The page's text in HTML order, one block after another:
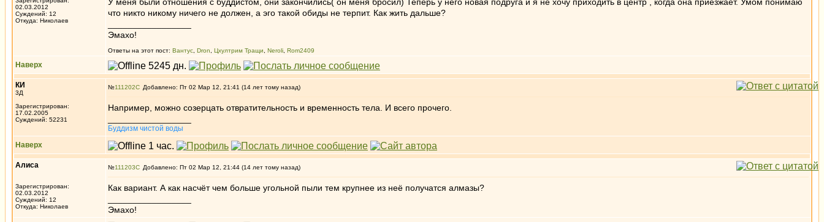
02.03.2012
Суждений: 12
Откуда: Николаев
что никто никому ничего не должен, а эго такой обиды не терпит. Как жить дальше?
Эмахо!
Ответы на этот пост: Вантус Dron Цхултрим Тращи Neroli Rom2409
Наверх
КИ
3Д
Зарегистрирован:
17.02.2005
Суждений: 52231
№111202 Добавлено: Пт 02 Мар 12, 21:41 (14 лет тому назад)
Например, можно созерцать отвратительность и временность тела. И всего прочего.
Буддизм чистой воды
Наверх
Алиса
Зарегистрирован:
02.03.2012
Суждений: 12
Откуда: Николаев
№111203 Добавлено: Пт 02 Мар 12, 21:44 (14 лет тому назад)
Как вариант. А как насчёт чем больше угольной пыли тем крупнее из неё получатся алмазы?
Эмахо!